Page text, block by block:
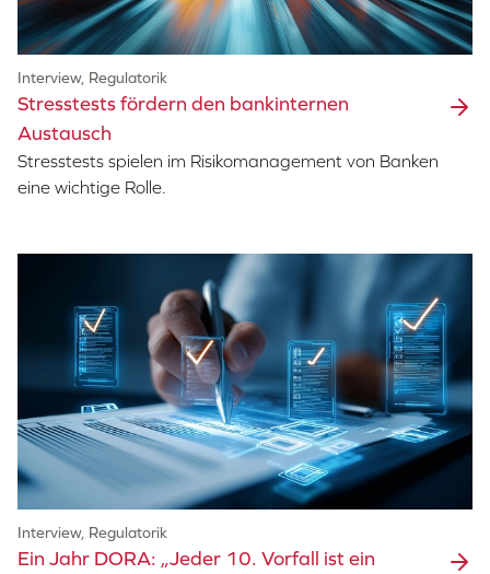
Interview, Regulatorik
Stresstests fördern den bankinternen
Austausch
Stresstests spielen im Risikomanagement von Banken
eine wichtige Rolle.
Interview, Regulatorik
Ein Jahr DORA: „Jeder 10. Vorfall ist ein